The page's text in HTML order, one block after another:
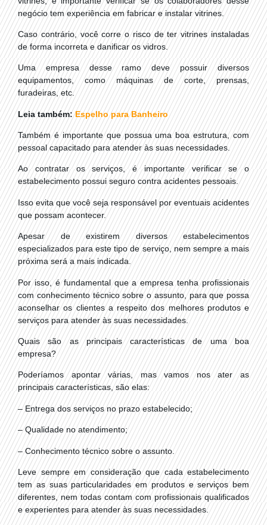
negócio tem experiência em fabricar e instalar vitrines.
Caso contrário, você corre o risco de ter vitrines instaladas
de forma incorreta e danificar os vidros.
Uma empresa desse ramo deve possuir diversos
equipamentos, como máquinas de corte, prensas,
furadeiras, etc.
Leia também: Espelho para Banheiro
Também é importante que possua uma boa estrutura, com
pessoal capacitado para atender às suas necessidades.
Ao contratar os serviços, é importante verificar se o
estabelecimento possui seguro contra acidentes pessoais.
Isso evita que você seja responsável por eventuais acidentes
que possam acontecer.
Apesar de existirem diversos estabelecimentos
especializados para este tipo de serviço, nem sempre a mais
próxima será a mais indicada.
Por isso, é fundamental que a empresa tenha profissionais
com conhecimento técnico sobre o assunto, para que possa
aconselhar os clientes a respeito dos melhores produtos e
serviços para atender às suas necessidades.
Quais são as principais características de uma boa
empresa?
Poderíamos apontar várias, mas vamos nos ater as
principais características, são elas:
– Entrega dos serviços no prazo estabelecido;
– Qualidade no atendimento;
– Conhecimento técnico sobre o assunto.
Leve sempre em consideração que cada estabelecimento
tem as suas particularidades em produtos e serviços bem
diferentes, nem todas contam com profissionais qualificados
e experientes para atender às suas necessidades.